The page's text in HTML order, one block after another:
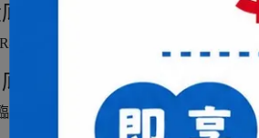
橡膠
界氮氣發泡中底+ENERGYMAX V+碳